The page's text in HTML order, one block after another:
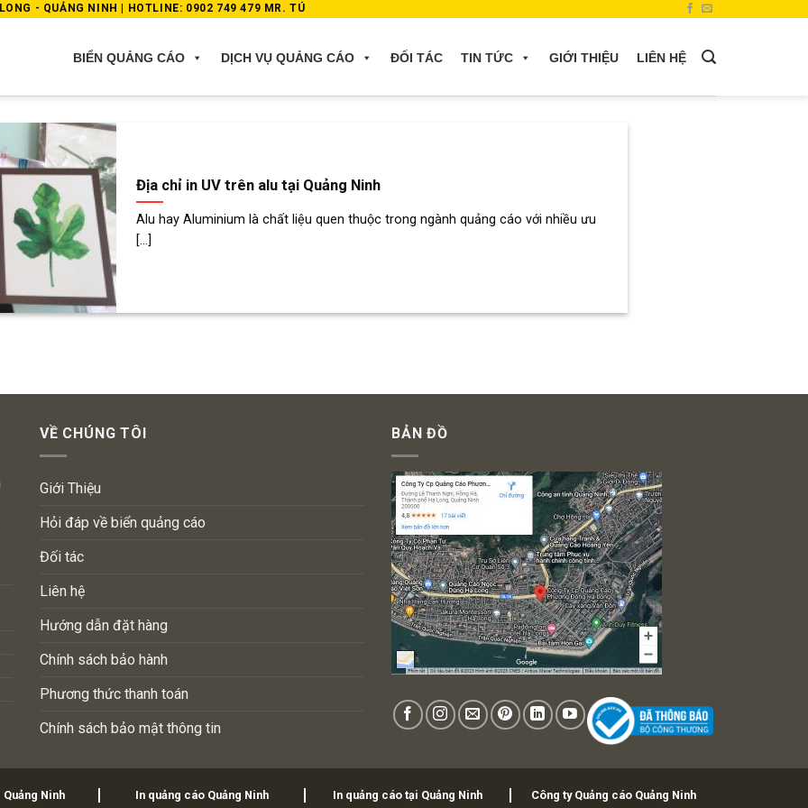
- QUẢNG NINH | HOTLINE: 0902 749 479 MR. TÚ
BIỂN QUẢNG CÁO DỊCH VỤ QUẢNG CÁO ĐỐI TÁC TIN TỨC GIỚI THIỆU LIÊN HỆ
Địa chỉ in UV trên alu tại Quảng Ninh
Alu hay Aluminium là chất liệu quen thuộc trong ngành quảng cáo với nhiều ưu
[...]
VỀ CHÚNG TÔI
Giới Thiệu
Hỏi đáp về biển quảng cáo
Đối tác
Liên hệ
Hướng dẫn đặt hàng
Chính sách bảo hành
Phương thức thanh toán
Chính sách bảo mật thông tin
BẢN ĐỒ
Ninh In quảng cáo Quảng Ninh In quảng cáo tại Quảng Ninh Công ty Quảng cáo Quảng Ninh